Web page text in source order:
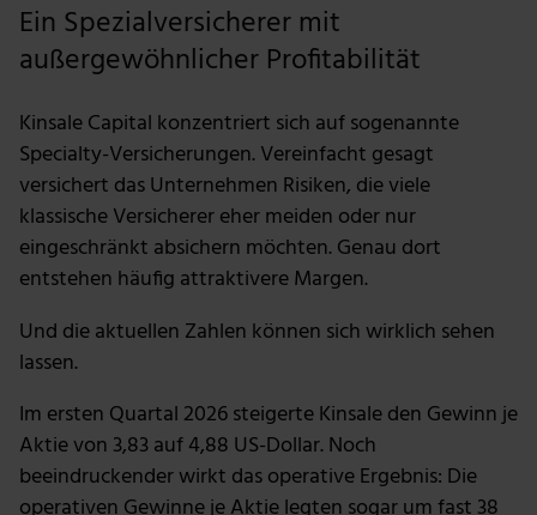
Ein Spezialversicherer mit
außergewöhnlicher Profitabilität
Kinsale Capital konzentriert sich auf sogenannte
Specialty-Versicherungen. Vereinfacht gesagt
versichert das Unternehmen Risiken, die viele
klassische Versicherer eher meiden oder nur
eingeschränkt absichern möchten. Genau dort
entstehen häufig attraktivere Margen.
Und die aktuellen Zahlen können sich wirklich sehen
lassen.
Im ersten Quartal 2026 steigerte Kinsale den Gewinn je
Aktie von 3,83 auf 4,88 US-Dollar. Noch
beeindruckender wirkt das operative Ergebnis: Die